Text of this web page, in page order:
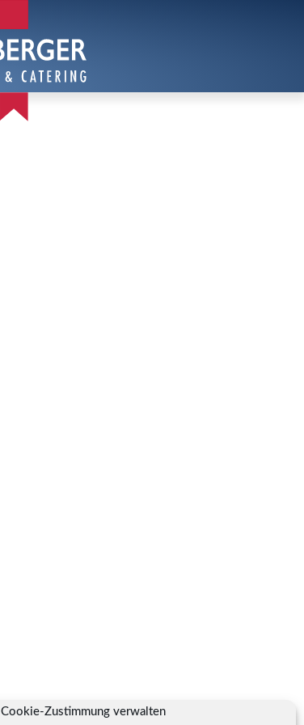
Cookie-Zustimmung verwalten